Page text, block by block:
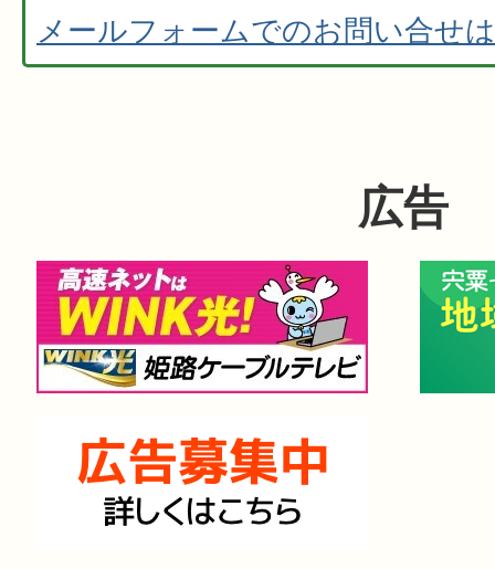
メールフォームでのお問い合せ
広告